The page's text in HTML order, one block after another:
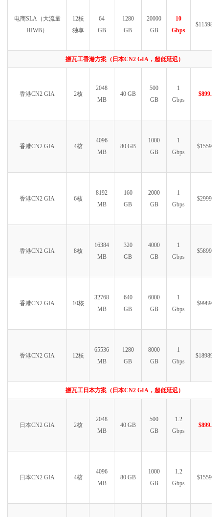
电商SLA（大流量
HIWB）
12核
独享
64
GB
1280
GB
20000
GB
10
Gbps
搬瓦工香港方案（日本CN2 GIA，超低延迟）
香港CN2 GIA 2核
2048
MB
40 GB
500
GB
1
Gbps
$899.99
香港CN2 GIA 4核
4096
MB
80 GB
1000
GB
1
Gbps
$1559.99
香港CN2 GIA 6核
8192
MB
160
GB
2000
GB
1
Gbps
$2999.99
香港CN2 GIA 8核
16384
MB
320
GB
4000
GB
1
Gbps
$5899.99
香港CN2 GIA 10核
32768
MB
640
GB
6000
GB
1
Gbps
$9989.99
香港CN2 GIA 12核
65536
MB
1280
GB
8000
GB
1
Gbps
搬瓦工日本方案（日本CN2 GIA，超低延迟）
日本CN2 GIA 2核
2048
MB
40 GB
500
GB
1.2
Gbps
$899.99
日本CN2 GIA 4核
4096
MB
80 GB
1000
GB
1.2
Gbps
$1559.99